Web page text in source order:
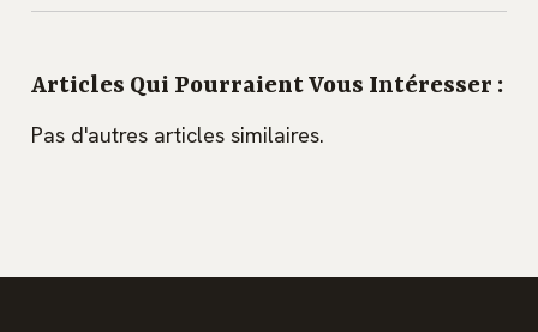
Articles Qui Pourraient Vous Intéresser :
Pas d'autres articles similaires.